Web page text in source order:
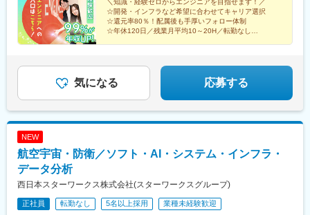
の住所詳細は、下記「勤務地一覧」をご参照ください※受動喫煙対
策あり＜本社・北海道支社ともに拡大移転を実施！＞業績好調に
伴い、組織規模・事業領域ともに拡大を続けている当社。2024年
6月には本社を「丸の内」へ移転し、さらに2026年4月には北海道
るため、安心感を持ちながら長期的なキャリア形成を実現できま
す。
岡県)、香椎駅、西鉄香椎駅、箱崎駅、箱崎九大前駅、箱崎宮前
駅、小倉駅(福岡県)、平和通駅、戸畑駅、九州工大前駅、スペース
ワールド駅、黒崎駅、黒崎駅前駅、折尾駅、中村公園駅、大須観
音駅、刈谷駅、新豊田駅、三河安城駅、富山駅、福井城址大名町
駅(阪急線)、北新地駅、大阪梅田駅(阪神線)、なにわ橋駅、大阪難
波駅、鴫野駅、大阪天満宮駅、渡辺橋駅、櫛田神社前駅、桜坂
駅、旦過駅、中村日赤駅、上前津駅、豊田市駅、福井駅、岡山駅
＼知識・経験ゼロからエンジニアを目指せます！／
☆開発・インフラなど希望に合わせてキャリア選択
☆還元率80％！配属後も手厚いフォロー体制
☆年休120日／残業月平均10～20H／転勤なし
気になる 応募する
NEW
航空宇宙・防衛／ソフト・AI・システム・インフラ・
データ分析
西日本スターワークス株式会社(スターワークスグループ)
正社員 転勤なし 5名以上採用 業種未経験歓迎